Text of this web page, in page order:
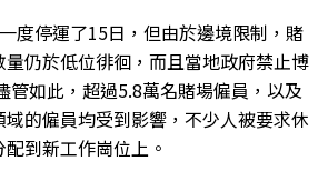
度停運了15日，但由於邊境限制，賭
仍於低位徘徊，而且當地政府禁止博
管如此，超過5.8萬名賭場僱員，以及
的僱員均受到影響，不少人被要求休
到新工作崗位上。